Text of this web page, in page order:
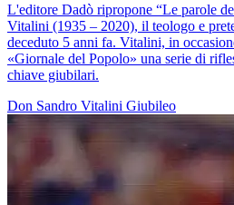
L'editore Dadò ripropone “Le parole
Vitalini (1935 – 2020), il teologo e
deceduto 5 anni fa. Vitalini, in
«Giornale del Popolo» una serie di
chiave giubilari.
Don Sandro Vitalini Giubileo